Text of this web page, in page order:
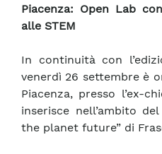
Piacenza: Open Lab
alle STEM
In continuità con
venerdì 26 settembre è
Piacenza, presso l’ex-
inserisce nell’ambito
the planet future” di